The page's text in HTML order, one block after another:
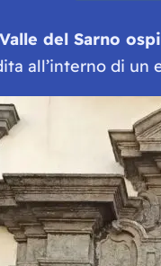
del Sarno
all’interno di un